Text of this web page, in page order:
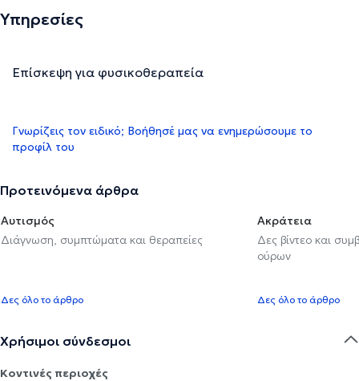
Υπηρεσίες
Επίσκεψη για φυσικοθεραπεία
Γνωρίζεις τον ειδικό; Βοήθησέ μας να ενημερώσουμε το
προφίλ του
Προτεινόμενα άρθρα
Αυτισμός
Διάγνωση, συμπτώματα και θεραπείες
Δες όλο το άρθρο
Ακράτεια
Δες βίντεο και
ούρων
Δες όλο το άρθρο
Χρήσιμοι σύνδεσμοι
Κοντινές περιοχές